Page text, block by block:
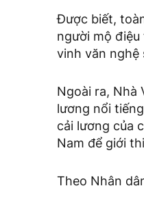
Được biết,
người mộ
vinh văn nghệ
Ngoài ra, Nhà
lương nổi
cải lương của
Nam để giới
Theo Nhân